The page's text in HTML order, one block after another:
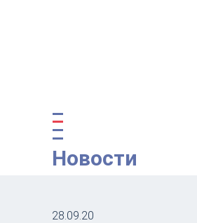
Новости
28.09.20